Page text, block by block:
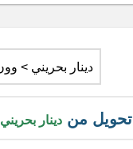
تحويل من دينار بحريني